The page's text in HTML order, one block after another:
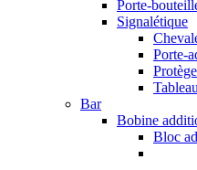
Porte-
Signalétique
Porte-
Bar
Bobine
Bloc